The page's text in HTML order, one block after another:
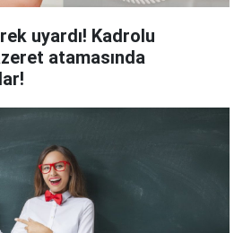
uyardı! Kadrolu
atamasında